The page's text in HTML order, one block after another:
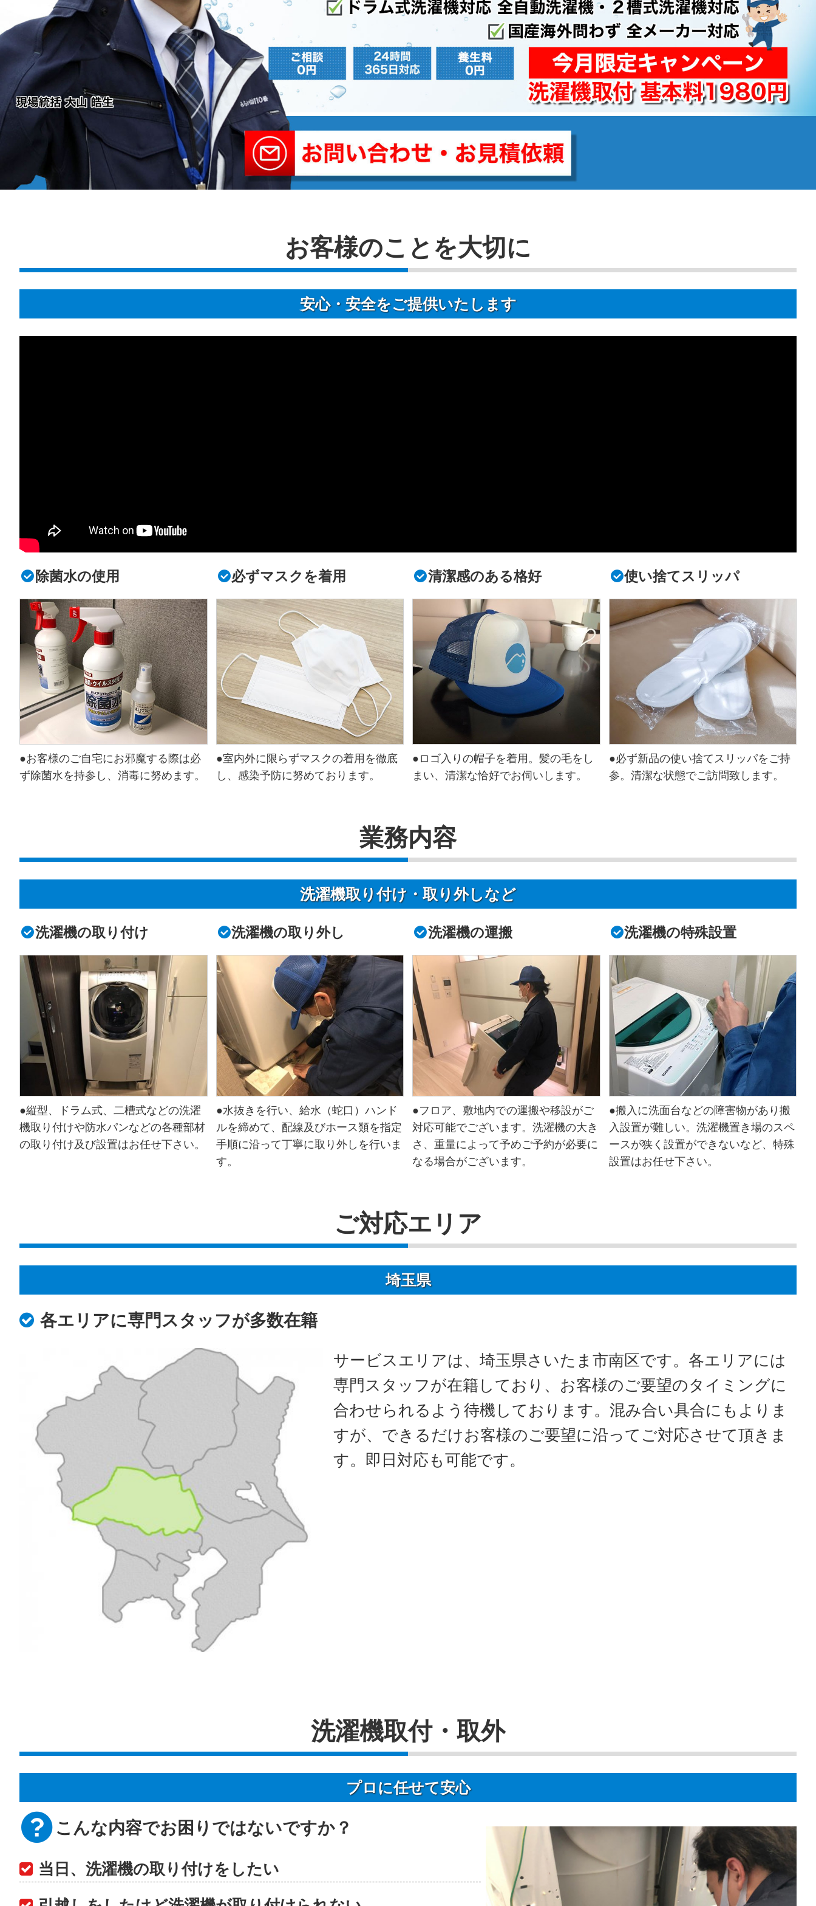
お客様のことを⼤切に
安⼼・安全をご提供いたします
除菌水の使用
●お客様のご自宅にお邪魔する際は必
ず除菌水を持参し、消毒に努めます。
必ずマスクを着用
●室内外に限らずマスクの着用を徹底
し、感染予防に努めております。
清潔感のある格好
●ロゴ入りの帽子を着用。髪の毛をし
まい、清潔な恰好でお伺いします。
使い捨てスリッパ
●必ず新品の使い捨てスリッパをご持
参。清潔な状態でご訪問致します。
業務内容
洗濯機取り付け・取り外しなど
洗濯機の取り付け
●縦型、ドラム式、二槽式などの洗濯
機取り付けや防水パンなどの各種部材
の取り付け及び設置はお任せ下さい。
洗濯機の取り外し
●水抜きを行い、給水（蛇口）ハンド
ルを締めて、配線及びホース類を指定
手順に沿って丁寧に取り外しを行いま
す。
洗濯機の運搬
●フロア、敷地内での運搬や移設がご
対応可能でございます。洗濯機の大き
さ、重量によって予めご予約が必要に
なる場合がございます。
洗濯機の特殊設置
●搬入に洗面台などの障害物があり搬
入設置が難しい。洗濯機置き場のスペ
ースが狭く設置ができないなど、特殊
設置はお任せ下さい。
ご対応エリア
埼玉県
各エリアに専門スタッフが多数在籍
サービスエリアは、埼玉県さいたま市南区です。各エリアには
専門スタッフが在籍しており、お客様のご要望のタイミングに
合わせられるよう待機しております。混み合い具合にもよりま
すが、できるだけお客様のご要望に沿ってご対応させて頂きま
す。即日対応も可能です。
洗濯機取付・取外
プロに任せて安心
こんな内容でお困りではないですか？
当日、洗濯機の取り付けをしたい